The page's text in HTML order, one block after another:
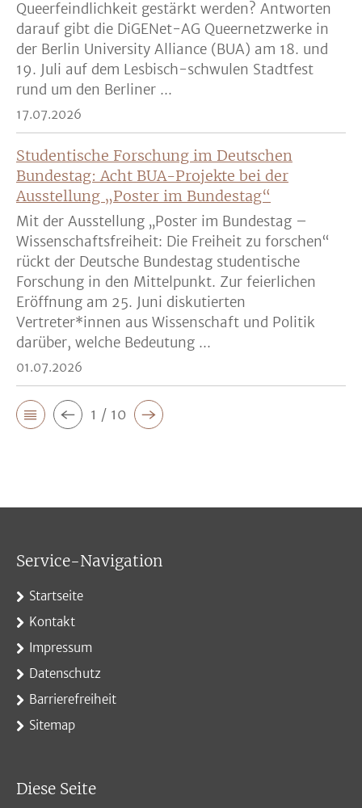
Queerfeindlichkeit gestärkt werden? Antworten
darauf gibt die DiGENet-AG Queernetzwerke in
der Berlin University Alliance (BUA) am 18. und
19. Juli auf dem Lesbisch-schwulen Stadtfest
rund um den Berliner ...
17.07.2026
Studentische Forschung im Deutschen
Bundestag: Acht BUA-Projekte bei der
Ausstellung „Poster im Bundestag“
Mit der Ausstellung „Poster im Bundestag –
Wissenschaftsfreiheit: Die Freiheit zu forschen“
rückt der Deutsche Bundestag studentische
Forschung in den Mittelpunkt. Zur feierlichen
Eröffnung am 25. Juni diskutierten
Vertreter*innen aus Wissenschaft und Politik
darüber, welche Bedeutung ...
01.07.2026
1 / 10
Service-Navigation
Startseite
Kontakt
Impressum
Datenschutz
Barrierefreiheit
Sitemap
Diese Seite